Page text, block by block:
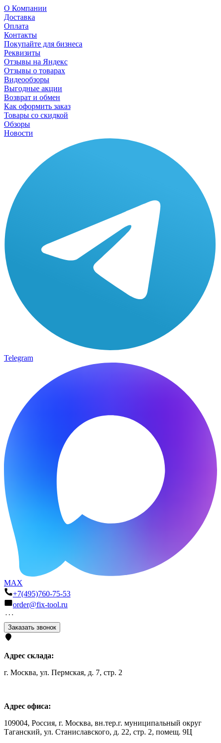
О Компании
Доставка
Оплата
Контакты
Покупайте для бизнеса
Реквизиты
Отзывы на Яндекс
Отзывы о товарах
Видеообзоры
Выгодные акции
Возврат и обмен
Как оформить заказ
Товары со скидкой
Обзоры
Новости
Telegram
MAX
+7(495)760-75-53
order@fix-tool.ru
Заказать звонок
Адрес склада:
г. Москва, ул. Пермская, д. 7, стр. 2
Адрес офиса:
109004, Россия, г. Москва, вн.тер.г. муниципальный округ
Таганский, ул. Станиславского, д. 22, стр. 2, помещ. 9Ц